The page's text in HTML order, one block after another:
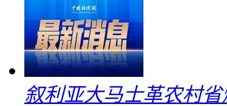
叙利亚大马士革农村